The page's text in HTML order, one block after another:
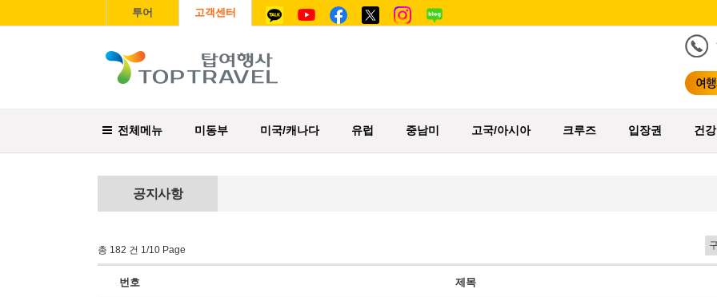
투어 고객센터
전체메뉴 미동부 미국/캐나다 유럽 중남미 고국/아시아 크루즈 입장권 건
공지사항
총 182 건 1/10 Page
번호 제목